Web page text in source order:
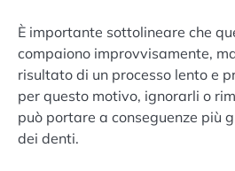
È importante sottolineare che
compaiono improvvisamente,
risultato di un processo lento e
per questo motivo, ignorarli o
può portare a conseguenze più
dei denti.